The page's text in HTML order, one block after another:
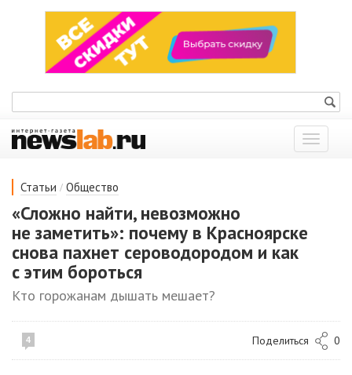
Показать
меню
Статьи / Общество
«Сложно найти, невозможно
не заметить»: почему в Красноярске
снова пахнет сероводородом и как
с этим бороться
Кто горожанам дышать мешает?
4 Поделиться 0